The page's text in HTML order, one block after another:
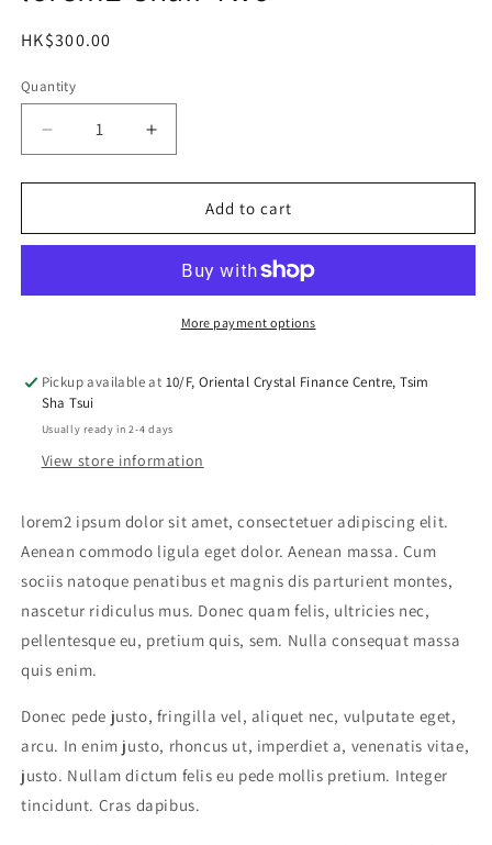
Regular
HK$300.00
Quantity
Decrease
quantity
for
Chair
Increase
quantity
for
lorem2
Chair
Add to cart
More payment options
Pickup available at 10/F, Oriental Crystal Finance Centre, Tsim
Sha Tsui
Usually ready in 2-4 days
View store information
lorem2 ipsum dolor sit amet, consectetuer adipiscing elit.
Aenean commodo ligula eget dolor. Aenean massa. Cum
sociis natoque penatibus et magnis dis parturient montes,
nascetur ridiculus mus. Donec quam felis, ultricies nec,
pellentesque eu, pretium quis, sem. Nulla consequat massa
quis enim.
Donec pede justo, fringilla vel, aliquet nec, vulputate eget,
arcu. In enim justo, rhoncus ut, imperdiet a, venenatis vitae,
justo. Nullam dictum felis eu pede mollis pretium. Integer
tincidunt. Cras dapibus.